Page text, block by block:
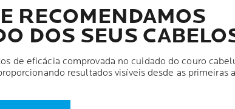
RECOMENDAMOS
DOS SEUS
de eficácia comprovada no cuidado do couro
resultados visíveis desde as primeiras